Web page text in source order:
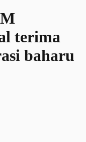
terima
baharu